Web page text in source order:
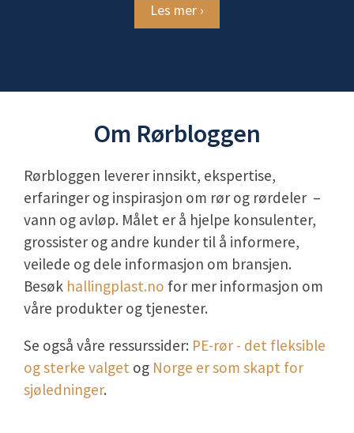
Les mer ›
Om Rørbloggen
Rørbloggen leverer innsikt, ekspertise,
erfaringer og inspirasjon om rør og rørdeler –
vann og avløp. Målet er å hjelpe konsulenter,
grossister og andre kunder til å informere,
veilede og dele informasjon om bransjen.
Besøk hallingplast.no for mer informasjon om
våre produkter og tjenester.
Se også våre ressurssider: PE-rør - det fleksible
og sterke valget og Norge er som skapt for
sjøledninger.